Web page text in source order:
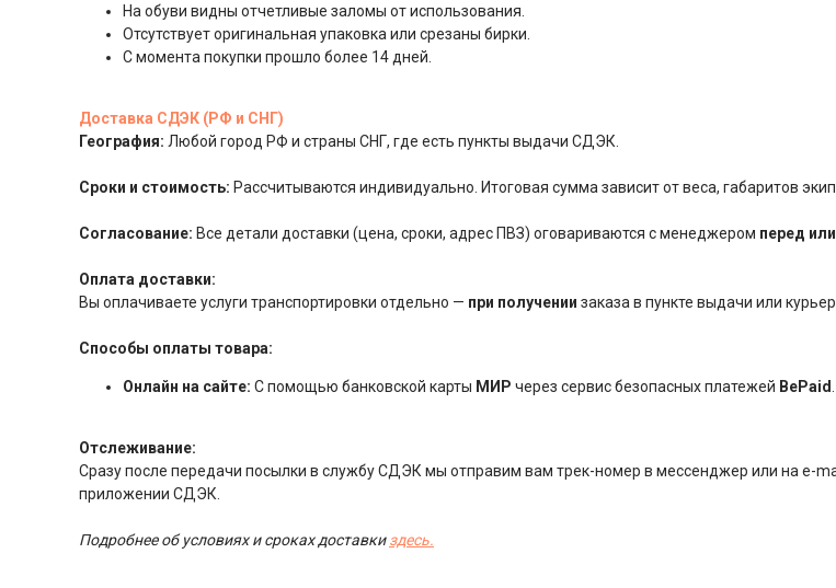
На обуви видны отчетливые заломы от использования.
Отсутствует оригинальная упаковка или срезаны бирки.
С момента покупки прошло более 14 дней.
Доставка СДЭК (РФ и СНГ)
География: Любой город РФ и страны СНГ, где есть пункты выдачи СДЭК.
Сроки и стоимость: Рассчитываются индивидуально. Итоговая сумма зависит от веса, габаритов
Согласование: Все детали доставки (цена, сроки, адрес ПВЗ) оговариваются с менеджером перед
Оплата доставки:
Вы оплачиваете услуги транспортировки отдельно — при получении заказа в пункте выдачи или
Способы оплаты товара:
Онлайн на сайте: С помощью банковской карты МИР через сервис безопасных платежей BePaid
Отслеживание:
Сразу после передачи посылки в службу СДЭК мы отправим вам трек-номер в мессенджер или на e-
приложении СДЭК.
Подробнее об условиях и сроках доставкиздесь.